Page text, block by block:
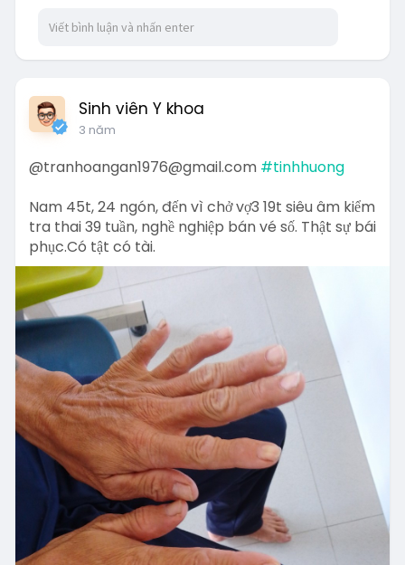
Sinh viên Y khoa
3 năm
@tranhoangan1976@gmail.com #tinhhuong
Nam 45t, 24 ngón, đến vì chở vợ3 19t siêu âm kiểm
tra thai 39 tuần, nghề nghiệp bán vé số. Thật sự bái
phục.Có tật có tài.